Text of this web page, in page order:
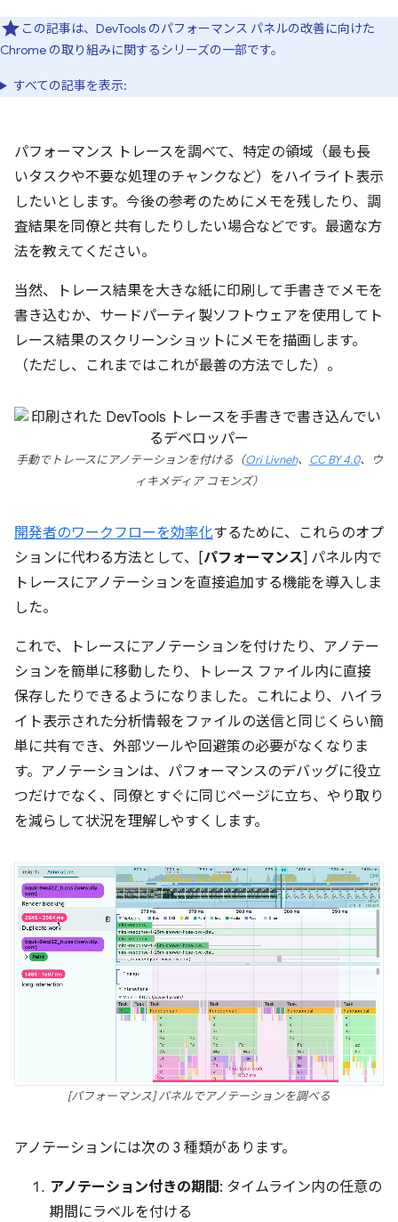
この記事は、DevTools のパフォーマンス パネルの改善に向けた
Chrome の取り組みに関するシリーズの一部です。
すべての記事を表示:
パフォーマンス トレースを調べて、特定の領域（最も長
いタスクや不要な処理のチャンクなど）をハイライト表示
したいとします。今後の参考のためにメモを残したり、調
査結果を同僚と共有したりしたい場合などです。最適な方
法を教えてください。
当然、トレース結果を大きな紙に印刷して手書きでメモを
書き込むか、サードパーティ製ソフトウェアを使用してト
レース結果のスクリーンショットにメモを描画します。
（ただし、これまではこれが最善の方法でした）。
手動でトレースにアノテーションを付ける（Ori Livneh、 CC BY 4.0、ウ
ィキメディア コモンズ）
開発者のワークフローを効率化するために、これらのオプ
ションに代わる方法として、[パフォーマンス] パネル内で
トレースにアノテーションを直接追加する機能を導入しま
した。
これで、トレースにアノテーションを付けたり、アノテー
ションを簡単に移動したり、トレース ファイル内に直接
保存したりできるようになりました。これにより、ハイラ
イト表示された分析情報をファイルの送信と同じくらい簡
単に共有でき、外部ツールや回避策の必要がなくなりま
す。アノテーションは、パフォーマンスのデバッグに役立
つだけでなく、同僚とすぐに同じページに立ち、やり取り
を減らして状況を理解しやすくします。
[パフォーマンス] パネルでアノテーションを調べる
アノテーションには次の 3 種類があります。
アノテーション付きの期間: タイムライン内の任意の
期間にラベルを付ける